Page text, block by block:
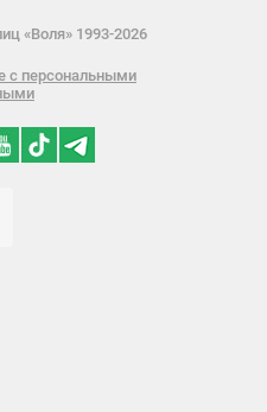
«Воля» 1993-2026
с персональными